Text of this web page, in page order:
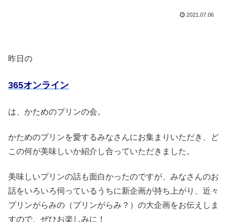
2021.07.06
昨日の
365オンライン
は、かためのプリンの会。
かためのプリンを愛するみなさんにお集まりいただき、ど
この何が美味しいか紹介し合っていただきました。
美味しいプリンの話も面白かったのですが、みなさんのお
話をいろいろ伺っているうちに新企画が持ち上がり、近々
プリンがらみの（プリンがらみ？）の大企画をお伝えしま
すので、ぜひお楽しみに！